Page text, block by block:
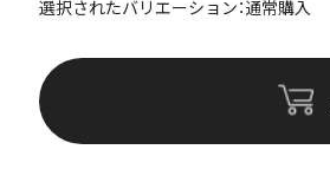
選択されたバリエーション：通常購入